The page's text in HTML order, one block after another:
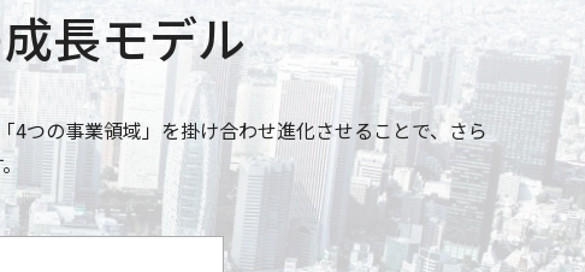
長モデル
4つの事業領域」を掛け合わせ進化させることで、さら